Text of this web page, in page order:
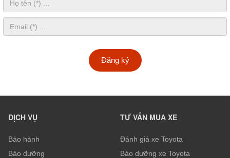
Đăng ký
DỊCH VỤ
Bảo hành
Bảo dưỡng
TƯ VẤN MUA XE
Đánh giá xe Toyota
Bảo dưỡng xe Toyota